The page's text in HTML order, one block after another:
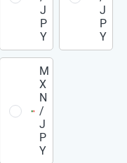
J
P
Y
J
P
Y
M
X
N
/
J
P
Y